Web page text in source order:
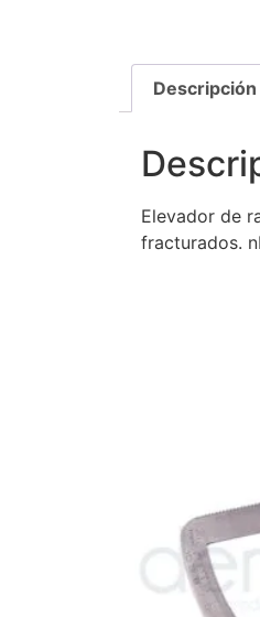
Descripción
Elevador de
fracturados.